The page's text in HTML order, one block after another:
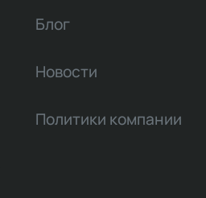
Блог
Новости
Политики компании